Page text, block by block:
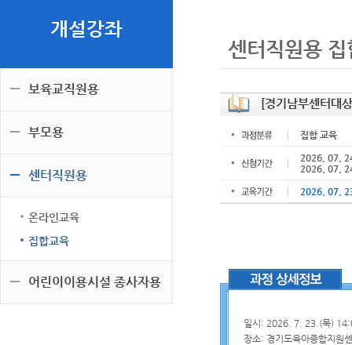
개설강좌
보육교직원용
부모용
센터직원용
온라인교육
집합교육
어린이이용시설 종사자용
센터직원용
[경기남부센터대
집합 교육
2026. 07.
2026. 07.
2026. 07.
일시: 2026. 7. 23.(목)
장소: 경기도육아종합지원